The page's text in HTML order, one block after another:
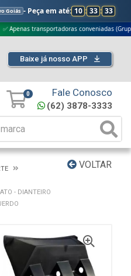
Goiás - Peça em até: 10 : 33 : 32
transportadoras conveniadas (Grupo G5)
Baixe já nosso APP
0 Fale Conosco
(62) 3878-3333
VOLTAR
- DIANTEIRO